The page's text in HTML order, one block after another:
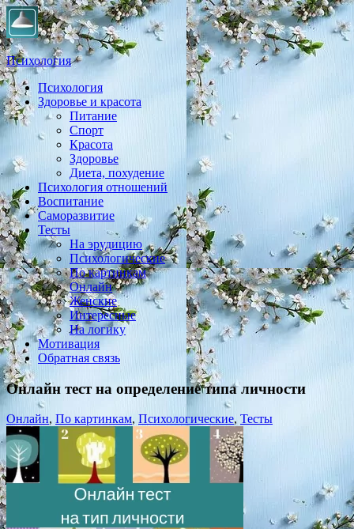
Психология
Практическая психология, личностный рост, экология,
здоровье, воспитание,
Психология
Здоровье и красота
Питание
Спорт
Красота
Здоровье
Диета, похудение
Психология отношений
Воспитание
Саморазвитие
Тесты
На эрудицию
Психологические
По картинкам
Онлайн
Женские
Интересные
На логику
Мотивация
Обратная связь
Онлайн тест на определение типа личности
Онлайн, По картинкам, Психологические, Тесты